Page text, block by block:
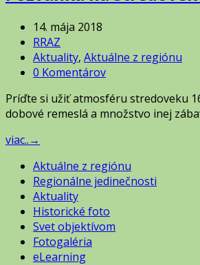
14. mája 2018
RRAZ
Aktuality, Aktuálne z regiónu
0 Komentárov
Príďte si užiť atmosféru stredoveku
dobové remeslá a množstvo inej
viac..→
Aktuálne z regiónu
Regionálne jedinečnosti
Aktuality
Historické foto
Svet objektívom
Fotogaléria
eLearning